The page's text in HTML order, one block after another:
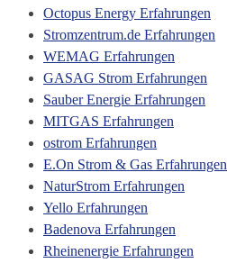
Octopus Energy Erfahrungen
Stromzentrum.de Erfahrungen
WEMAG Erfahrungen
GASAG Strom Erfahrungen
Sauber Energie Erfahrungen
MITGAS Erfahrungen
ostrom Erfahrungen
E.On Strom & Gas Erfahrungen
NaturStrom Erfahrungen
Yello Erfahrungen
Badenova Erfahrungen
Rheinenergie Erfahrungen